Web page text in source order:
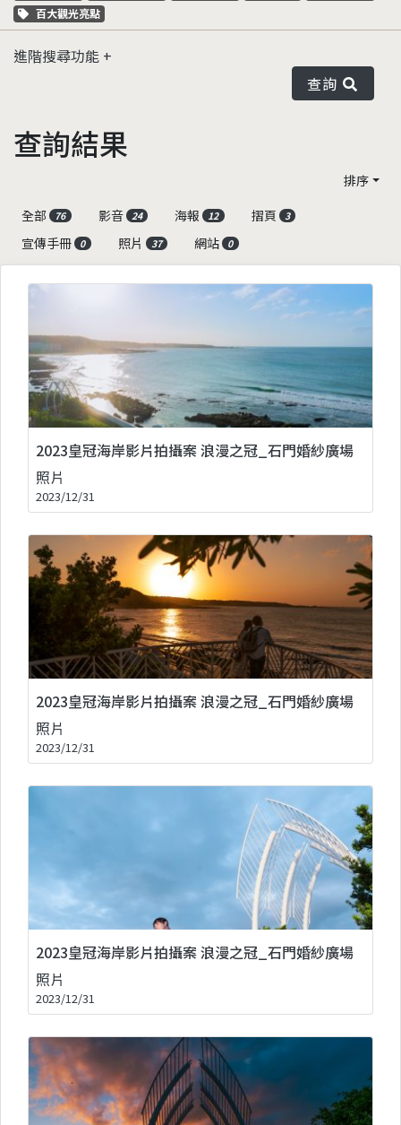
關鍵字標籤
百大觀光亮點
進階搜尋功能
查詢
查詢結果
排序
全部
76 影音 24 海報 12 摺頁 3
宣傳手冊 0 照片 37 網站 0
2023皇冠海岸影片拍攝案 浪漫之冠_石門婚紗廣場
照片
2023/12/31
2023皇冠海岸影片拍攝案 浪漫之冠_石門婚紗廣場
照片
2023/12/31
2023皇冠海岸影片拍攝案 浪漫之冠_石門婚紗廣場
照片
2023/12/31